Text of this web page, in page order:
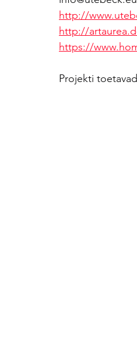
http://
http://
https://
Projekti